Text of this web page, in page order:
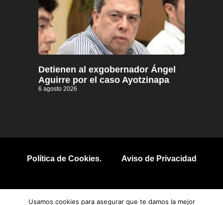
Detienen al exgobernador Ángel
Aguirre por el caso Ayotzinapa
6 agosto 2026
Política de Cookies. Aviso de Privacidad
Usamos cookies para asegurar que te damos la mejor